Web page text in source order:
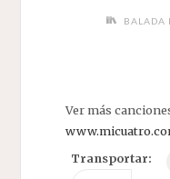
BALADA
Ver más
Transportar: